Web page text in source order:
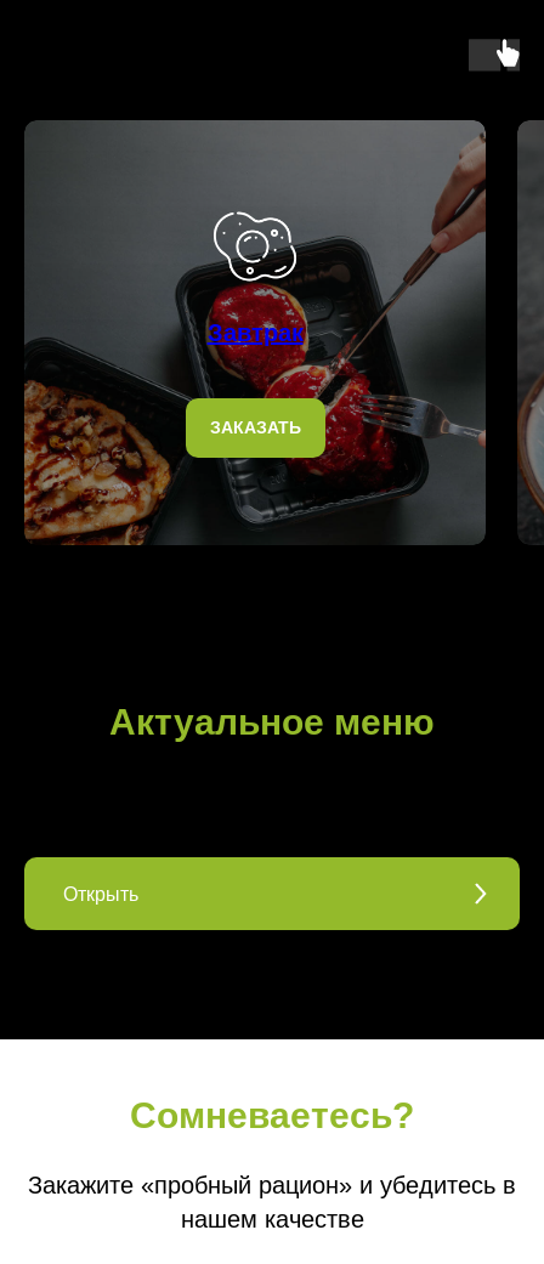
Завтрак
ЗАКАЗАТЬ
Актуальное меню
Открыть
Сомневаетесь?
Закажите «пробный рацион» и убедитесь в
нашем качестве